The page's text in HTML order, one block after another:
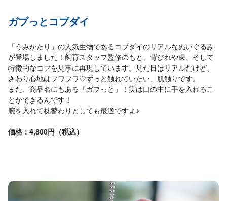
ガブっとコブダイ
「うみがたり」の人気生物であるコブダイのリアルなぬいぐるみ
が登場しました！飼育スタッフ監修のもと、背びれや歯、そして
特徴的なコブを見事に再現しています。見た目はリアルだけど、
さわり心地はフワフワ♡ずっと触れていたい、肌触りです。
また、商品名にもある「ガブっと」！実は口の中に手を入れるこ
とができるんです！
腕を入れて枕替わりとしても最適ですよ♪
価格：4,800円（税込）